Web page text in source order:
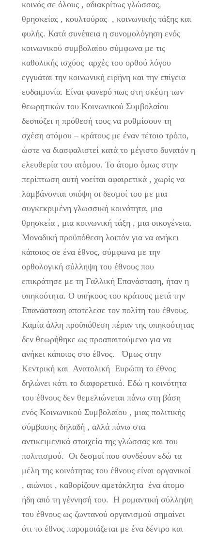
κοινός σε όλους , αδιακρίτως γλώσσας,
θρησκείας , κουλτούρας , κοινωνικής τάξης και
φυλής. Κατά συνέπεια η συνομολόγηση ενός
κοινωνικού συμβολαίου σύμφωνα με τις
καθολικής ισχύος αρχές του ορθού λόγου
εγγυάται την κοινωνική ειρήνη και την επίγεια
ευδαιμονία. Είναι φανερό πως στη σκέψη των
θεωρητικών του Κοινωνικού Συμβολαίου
δεσπόζει η πρόθεσή τους να ρυθμίσουν τη
σχέση ατόμου – κράτους με έναν τέτοιο τρόπο,
ώστε να διασφαλιστεί κατά το μέγιστο δυνατόν η
ελευθερία του ατόμου. Το άτομο όμως στην
περίπτωση αυτή νοείται αφαιρετικά , χωρίς να
λαμβάνονται υπόψη οι δεσμοί του με μια
συγκεκριμένη γλωσσική κοινότητα, μια
θρησκεία , μια κοινωνική τάξη , μια οικογένεια.
Μοναδική προϋπόθεση λοιπόν για να ανήκει
κάποιος σε ένα έθνος, σύμφωνα με την
ορθολογική σύλληψη του έθνους που
επικράτησε με τη Γαλλική Επανάσταση, ήταν η
υπηκοότητα. Ο υπήκοος του κράτους μετά την
Επανάσταση αποτέλεσε τον πολίτη του έθνους.
Καμία άλλη προϋπόθεση πέραν της υπηκοότητας
δεν θεωρήθηκε ως προαπαιτούμενο για να
ανήκει κάποιος στο έθνος. Όμως στην
Κεντρική και Ανατολική Ευρώπη το έθνος
δηλώνει κάτι το διαφορετικό. Εδώ η κοινότητα
του έθνους δεν θεμελιώνεται πάνω στη βάση
ενός Κοινωνικού Συμβολαίου , μιας πολιτικής
σύμβασης δηλαδή , αλλά πάνω στα
αντικειμενικά στοιχεία της γλώσσας και του
πολιτισμού. Οι δεσμοί που συνδέουν εδώ τα
μέλη της κοινότητας του έθνους είναι οργανικοί
, αιώνιοι , καθορίζουν αμετάκλητα ένα άτομο
ήδη από τη γέννησή του. Η ρομαντική σύλληψη
του έθνους ως ζωντανού οργανισμού σημαίνει
ότι το έθνος παρομοιάζεται με ένα δέντρο και